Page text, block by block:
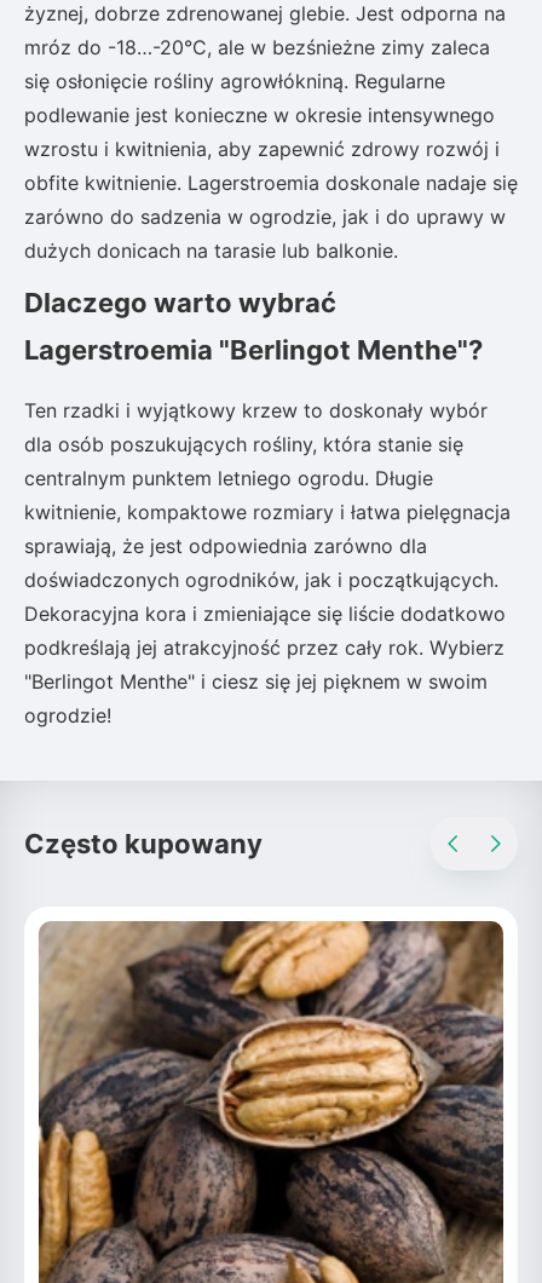
żyznej, dobrze zdrenowanej glebie. Jest odporna na
mróz do -18…-20°C, ale w bezśnieżne zimy zaleca
się osłonięcie rośliny agrowłókniną. Regularne
podlewanie jest konieczne w okresie intensywnego
wzrostu i kwitnienia, aby zapewnić zdrowy rozwój i
obfite kwitnienie. Lagerstroemia doskonale nadaje się
zarówno do sadzenia w ogrodzie, jak i do uprawy w
dużych donicach na tarasie lub balkonie.
Dlaczego warto wybrać
Lagerstroemia "Berlingot Menthe"?
Ten rzadki i wyjątkowy krzew to doskonały wybór
dla osób poszukujących rośliny, która stanie się
centralnym punktem letniego ogrodu. Długie
kwitnienie, kompaktowe rozmiary i łatwa pielęgnacja
sprawiają, że jest odpowiednia zarówno dla
doświadczonych ogrodników, jak i początkujących.
Dekoracyjna kora i zmieniające się liście dodatkowo
podkreślają jej atrakcyjność przez cały rok. Wybierz
"Berlingot Menthe" i ciesz się jej pięknem w swoim
ogrodzie!
Często kupowany